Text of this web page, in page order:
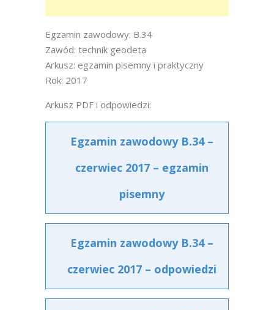
Egzamin zawodowy: B.34
Zawód: technik geodeta
Arkusz: egzamin pisemny i praktyczny
Rok: 2017
Arkusz PDF i odpowiedzi:
Egzamin zawodowy B.34 –
czerwiec 2017 – egzamin
pisemny
Egzamin zawodowy B.34 –
czerwiec 2017 – odpowiedzi